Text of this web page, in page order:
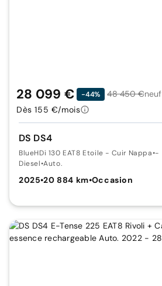
DS DS4
BlueHDi 130 EAT8 Etoile - Cuir Nappa•-
Diesel•Auto.
2025•20 884 km•Occasion
28 099 € -44% 48 450 €neuf
Dès 155 €/mois